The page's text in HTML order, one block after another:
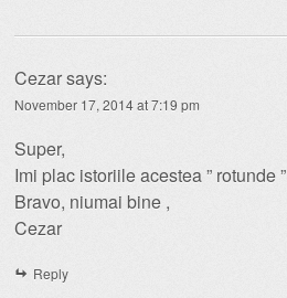
Cezarsays:
November 17, 2014 at 7:19 pm
Super,
Imi plac istoriile acestea ” rotunde ”
Bravo, niumai bine ,
Cezar
Reply